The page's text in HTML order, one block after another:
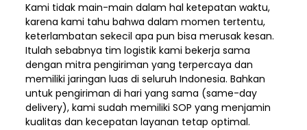
Kami tidak main-main dalam hal ketepatan waktu,
karena kami tahu bahwa dalam momen tertentu,
keterlambatan sekecil apa pun bisa merusak kesan.
Itulah sebabnya tim logistik kami bekerja sama
dengan mitra pengiriman yang terpercaya dan
memiliki jaringan luas di seluruh Indonesia. Bahkan
untuk pengiriman di hari yang sama (same-day
delivery), kami sudah memiliki SOP yang menjamin
kualitas dan kecepatan layanan tetap optimal.